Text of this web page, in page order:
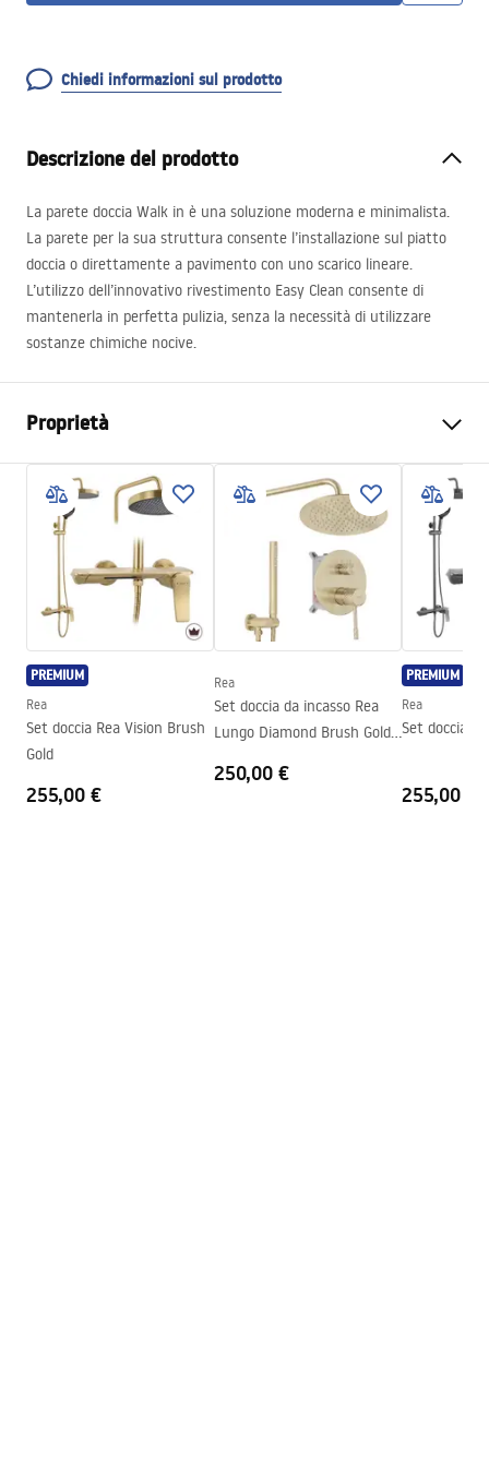
Chiedi informazioni sul prodotto
Descrizione del prodotto
La parete doccia Walk in è una soluzione moderna e minimalista.
La parete per la sua struttura consente l’installazione sul piatto
doccia o direttamente a pavimento con uno scarico lineare.
L’utilizzo dell’innovativo rivestimento Easy Clean consente di
mantenerla in perfetta pulizia, senza la necessità di utilizzare
sostanze chimiche nocive.
Proprietà
Dimensioni (porta x parete)
Colore
Walk-in
Il colore del vetro
Trasparente 8mm
Serie
Aero
Altezza
1950mm
Direzione della cabina
Garanzia
24 mesi
PREMIUM
Rea
Set doccia Rea Vision Brush
Gold
255,00 €
Rea
Set doccia da incasso Rea
Lungo Diamond Brush Gold
250,00 €
PREMIUM
Rea
Set doccia
255,00 €